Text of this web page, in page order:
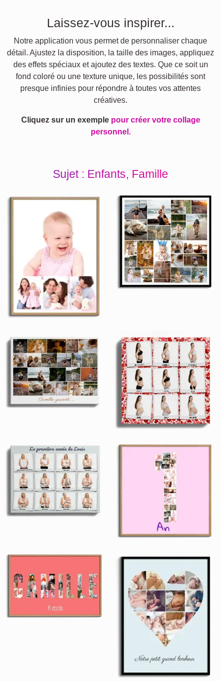
Laissez-vous inspirer...
Notre application vous permet de personnaliser chaque
détail. Ajustez la disposition, la taille des images, appliquez
des effets spéciaux et ajoutez des textes. Que ce soit un
fond coloré ou une texture unique, les possibilités sont
presque infinies pour répondre à toutes vos attentes
créatives.
Cliquez sur un exemple pour créer votre collage
personnel.
Sujet : Enfants, Famille